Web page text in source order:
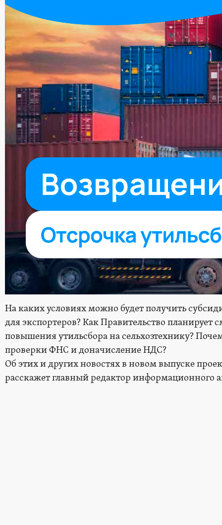
На каких условиях можно будет получить
для экспортеров? Как Правительство планирует
повышения утильсбора на сельхозтехнику?
проверки ФНС и доначисление НДС?
Об этих и других новостях в новом выпуске
расскажет главный редактор информационного